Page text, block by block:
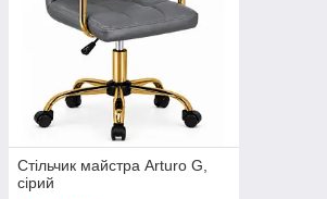
Стільчик майстра Arturo G,
сірий